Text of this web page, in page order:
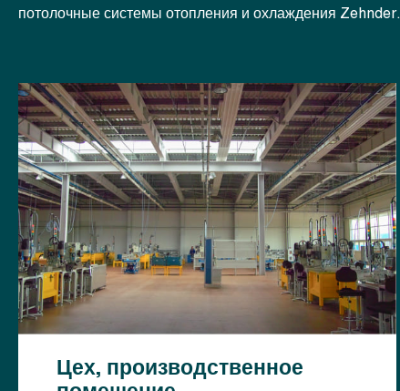
потолочные системы отопления и охлаждения Zehnder.
Цех, производственное